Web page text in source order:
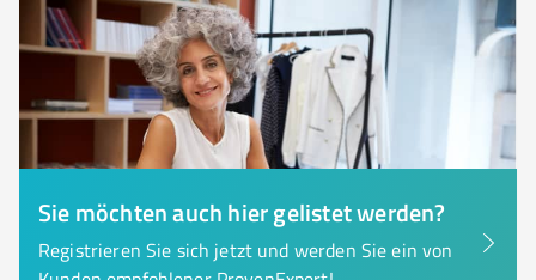
Sie möchten auch hier gelistet werden?
Registrieren Sie sich jetzt und werden Sie ein von